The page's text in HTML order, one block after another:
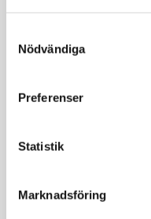
Selection
Nödvändiga
Preferenser
Statistik
Marknadsföring
kvalitetsprodukter.
Klassiker i hund- och
värde. Alltså en
och tillgodogöra sig av